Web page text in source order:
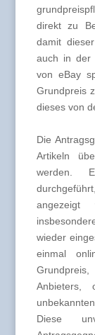
direkt zu
damit
auch in der
von eBay
Grundpreis
dieses von
Die
Artikeln
werden.
angezeigt
wieder
einmal
Anbieters,
Diese